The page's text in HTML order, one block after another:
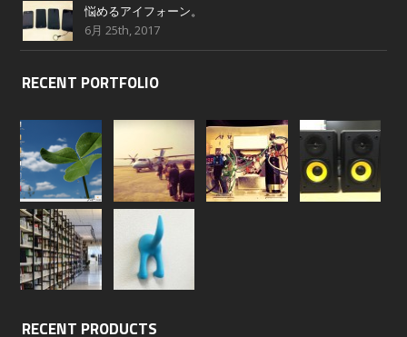
悩めるアイフォーン。
6月 25th, 2017
RECENT PORTFOLIO
RECENT PRODUCTS